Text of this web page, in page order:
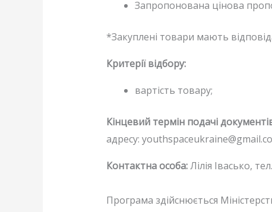
Запропонована цінова
*Закуплені товари мають
Критерії відбору:
вартість товару;
Кінцевий термін подачі
адресу:
Контактна особа:Лілія Івасько,
Програма здійснюється